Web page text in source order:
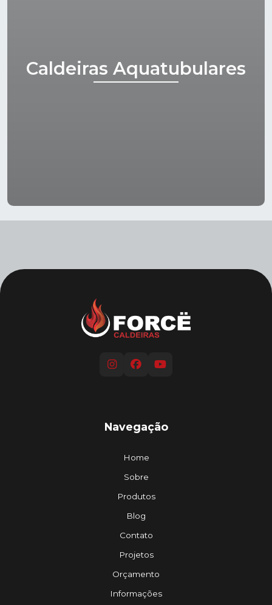
Caldeiras Aquatubulares
Navegação
Home
Sobre
Produtos
Blog
Contato
Projetos
Orçamento
Informações